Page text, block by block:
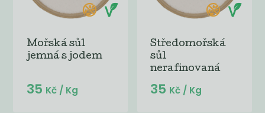
Mořská sůl
jemná s jodem
35 Kč / Kg
Středomořská
sůl
nerafinovaná
35 Kč / Kg